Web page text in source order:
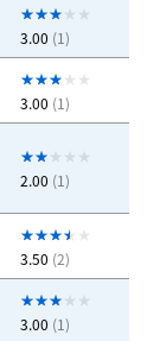
3.00 (1)
3.00 (1)
2.00 (1)
3.50 (2)
3.00 (1)